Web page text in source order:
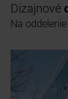
Dizajnové
Na